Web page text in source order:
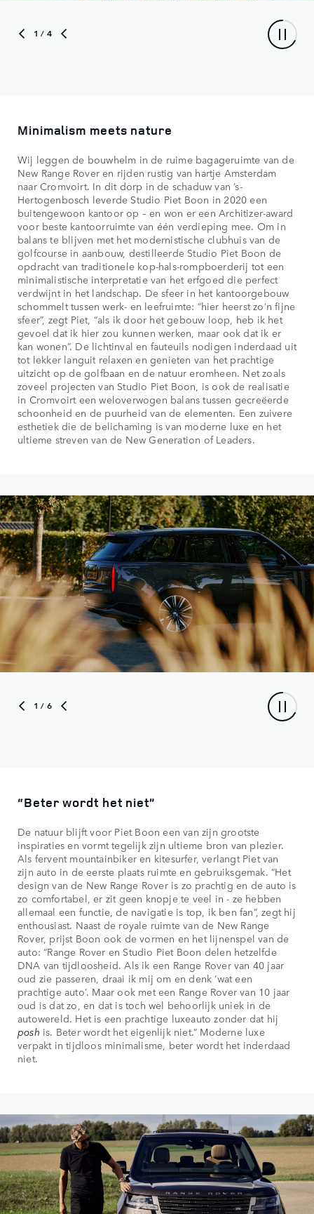
1 / 4
Minimalism meets nature
Wij leggen de bouwhelm in de ruime bagageruimte van de
New Range Rover en rijden rustig van hartje Amsterdam
naar Cromvoirt. In dit dorp in de schaduw van ’s-
Hertogenbosch leverde Studio Piet Boon in 2020 een
buitengewoon kantoor op – en won er een Architizer-award
voor beste kantoorruimte van één verdieping mee. Om in
balans te blijven met het modernistische clubhuis van de
golfcourse in aanbouw, destilleerde Studio Piet Boon de
opdracht van traditionele kop-hals-rompboerderij tot een
minimalistische interpretatie van het erfgoed die perfect
verdwijnt in het landschap. De sfeer in het kantoorgebouw
schommelt tussen werk- en leefruimte: “hier heerst zo’n fijne
sfeer”, zegt Piet, “als ik door het gebouw loop, heb ik het
gevoel dat ik hier zou kunnen werken, maar ook dat ik er
kan wonen”. De lichtinval en fauteuils nodigen inderdaad uit
tot lekker languit relaxen en genieten van het prachtige
uitzicht op de golfbaan en de natuur eromheen. Net zoals
zoveel projecten van Studio Piet Boon, is ook de realisatie
in Cromvoirt een weloverwogen balans tussen gecreëerde
schoonheid en de puurheid van de elementen. Een zuivere
esthetiek die de belichaming is van moderne luxe en het
ultieme streven van de New Generation of Leaders.
1 / 6
“Beter wordt het niet”
De natuur blijft voor Piet Boon een van zijn grootste
inspiraties en vormt tegelijk zijn ultieme bron van plezier.
Als fervent mountainbiker en kitesurfer, verlangt Piet van
zijn auto in de eerste plaats ruimte en gebruiksgemak. “Het
design van de New Range Rover is zo prachtig en de auto is
zo comfortabel, er zit geen knopje te veel in - ze hebben
allemaal een functie, de navigatie is top, ik ben fan”, zegt hij
enthousiast. Naast de royale ruimte van de New Range
Rover, prijst Boon ook de vormen en het lijnenspel van de
auto: “Range Rover en Studio Piet Boon delen hetzelfde
DNA van tijdloosheid. Als ik een Range Rover van 40 jaar
oud zie passeren, draai ik mij om en denk ‘wat een
prachtige auto’. Maar ook met een Range Rover van 10 jaar
oud is dat zo, en dat is toch wel behoorlijk uniek in de
autowereld. Het is een prachtige luxeauto zonder dat hij
posh is. Beter wordt het eigenlijk niet.” Moderne luxe
verpakt in tijdloos minimalisme, beter wordt het inderdaad
niet.